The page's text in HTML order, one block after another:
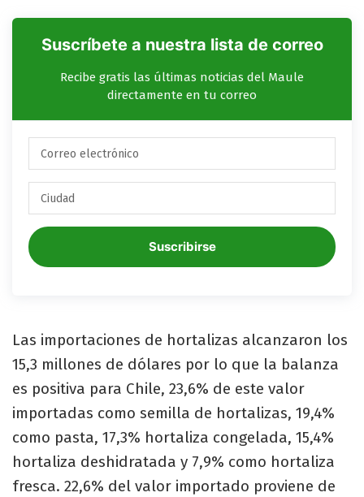
Suscríbete a nuestra lista de correo
Recibe gratis las últimas noticias del Maule
directamente en tu correo
Suscribirse
Las importaciones de hortalizas alcanzaron los
15,3 millones de dólares por lo que la balanza
es positiva para Chile, 23,6% de este valor
importadas como semilla de hortalizas, 19,4%
como pasta, 17,3% hortaliza congelada, 15,4%
hortaliza deshidratada y 7,9% como hortaliza
fresca. 22,6% del valor importado proviene de